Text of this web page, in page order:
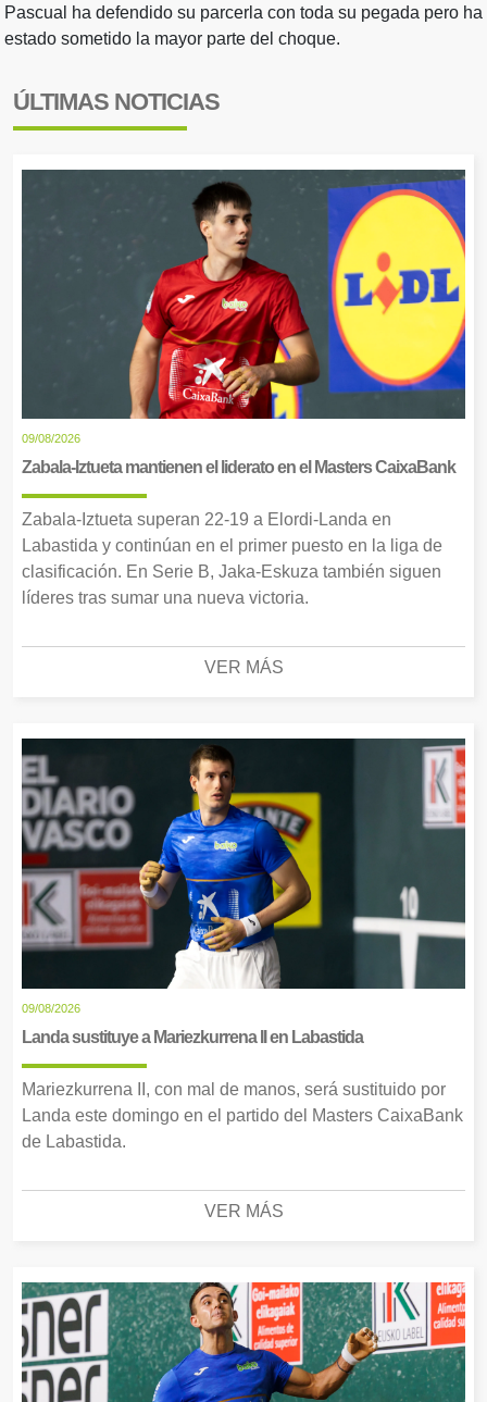
Pascual ha defendido su parcerla con toda su pegada pero ha
estado sometido la mayor parte del choque.
ÚLTIMAS NOTICIAS
09/08/2026
Zabala-Iztueta mantienen el liderato en el Masters CaixaBank
Zabala-Iztueta superan 22-19 a Elordi-Landa en
Labastida y continúan en el primer puesto en la liga de
clasificación. En Serie B, Jaka-Eskuza también siguen
líderes tras sumar una nueva victoria.
VER MÁS
09/08/2026
Landa sustituye a Mariezkurrena II en Labastida
Mariezkurrena II, con mal de manos, será sustituido por
Landa este domingo en el partido del Masters CaixaBank
de Labastida.
VER MÁS